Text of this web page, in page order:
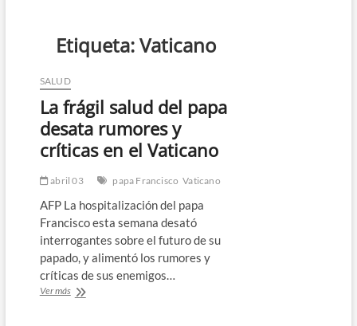
Etiqueta:Vaticano
SALUD
La frágil salud del papa
desata rumores y
críticas en el Vaticano
abril 03 papa Francisco Vaticano
AFP La hospitalización del papa
Francisco esta semana desató
interrogantes sobre el futuro de su
papado, y alimentó los rumores y
críticas de sus enemigos…
Ver másLa